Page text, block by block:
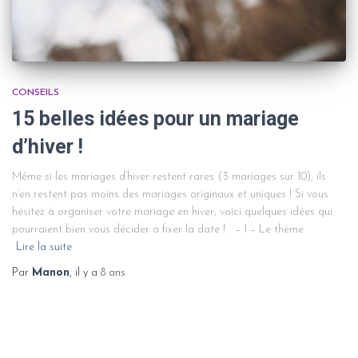
CONSEILS
15 belles idées pour un mariage
d’hiver !
Même si les mariages d’hiver restent rares (3 mariages sur 10), ils
n’en restent pas moins des mariages originaux et uniques ! Si vous
hésitez à organiser votre mariage en hiver, voici quelques idées qui
pourraient bien vous décider à fixer la date ! – 1 – Le thème
Lire la suite
Par Manon, il y a 8 ans